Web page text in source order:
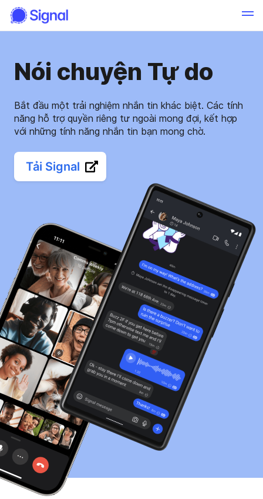
Nói chuyện Tự do
Bắt đầu một trải nghiệm nhắn tin khác biệt. Các tính
năng hỗ trợ quyền riêng tư ngoài mong đợi, kết hợp
với những tính năng nhắn tin bạn mong chờ.
Tải Signal